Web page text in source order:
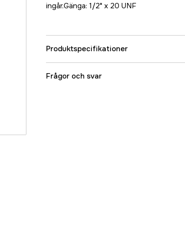
ingår.Gänga: 1/2" x 20 UNF
Produktspecifikationer
Referensnummer
Frågor och svar